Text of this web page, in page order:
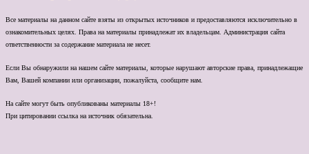
Все материалы на данном сайте взяты из открытых источников и предоставляются исключительно в
ознакомительных целях. Права на материалы принадлежат их владельцам. Администрация сайта
ответственности за содержание материала не несет.
Если Вы обнаружили на нашем сайте материалы, которые нарушают авторские права, принадлежащие
Вам, Вашей компании или организации, пожалуйста, сообщите нам.
На сайте могут быть опубликованы материалы 18+!
При цитировании ссылка на источник обязательна.